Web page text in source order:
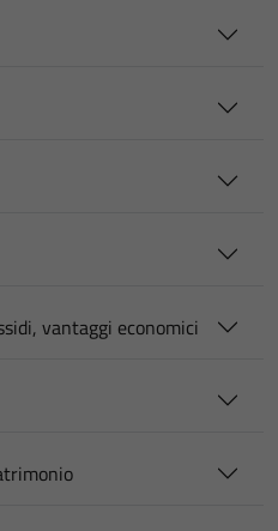
vantaggi economici